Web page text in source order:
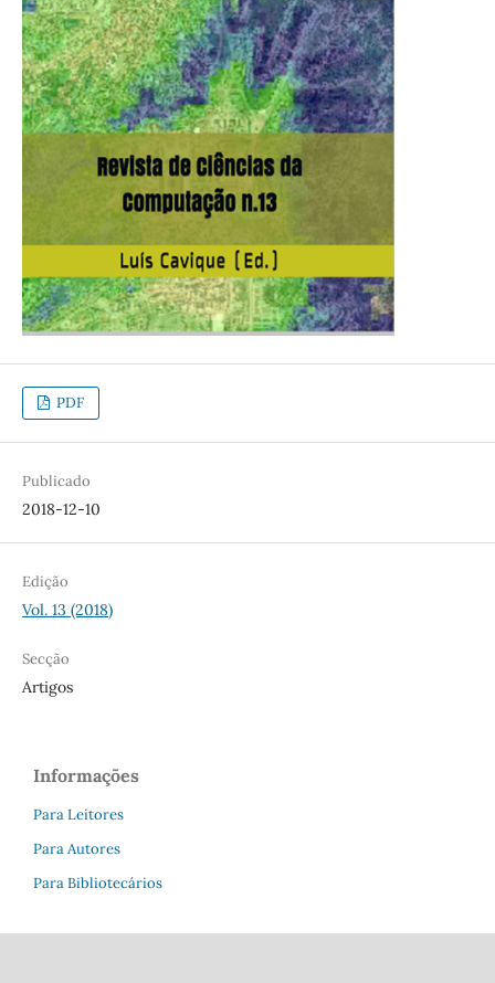
PDF
Publicado
2018-12-10
Edição
Vol. 13 (2018)
Secção
Artigos
Informações
Para Leitores
Para Autores
Para Bibliotecários